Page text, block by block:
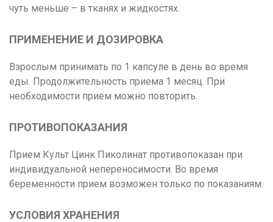
чуть меньше – в тканях и жидкостях.
ПРИМЕНЕНИЕ И ДОЗИРОВКА
Взрослым принимать по 1 капсуле в день во время
еды. Продолжительность приема 1 месяц. При
необходимости прием можно повторить.
ПРОТИВОПОКАЗАНИЯ
Прием Культ Цинк Пиколинат противопоказан при
индивидуальной непереносимости. Во время
беременности прием возможен только по показаниям.
УСЛОВИЯ ХРАНЕНИЯ